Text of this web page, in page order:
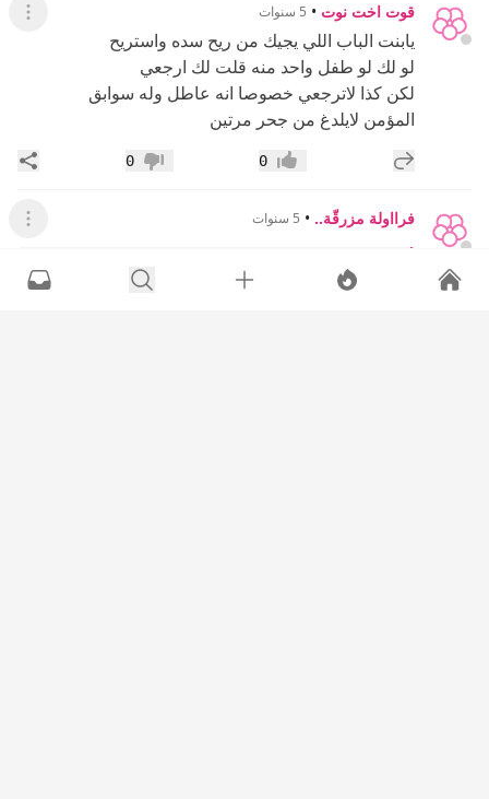
قوت اخت نوت • 5 سنوات عرض
يابنت الباب اللي يجيك من ريح سده واستريح
لو لك لو طفل واحد منه قلت لك ارجعي
لكن كذا لاترجعي خصوصا انه عاطل وله سوابق
المؤمن لايلدغ من جحر مرتين
إضافة رد جديد إعجاب0 عدم إعجاب
0
فرااولة مزرقّة.. • 5 سنوات عرض
الأشهر التسعة
اهربي منه فرارك من الأسد